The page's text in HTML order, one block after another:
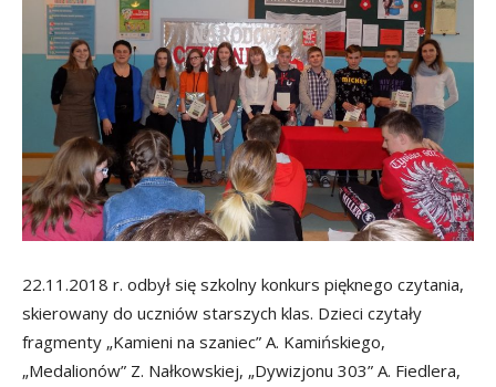
22.11.2018 r. odbył się szkolny konkurs pięknego czytania,
skierowany do uczniów starszych klas. Dzieci czytały
fragmenty „Kamieni na szaniec” A. Kamińskiego,
„Medalionów” Z. Nałkowskiej, „Dywizjonu 303” A. Fiedlera,